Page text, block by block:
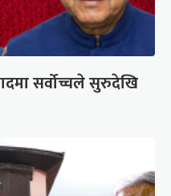
सर्वोच्चले सुरुदेखि